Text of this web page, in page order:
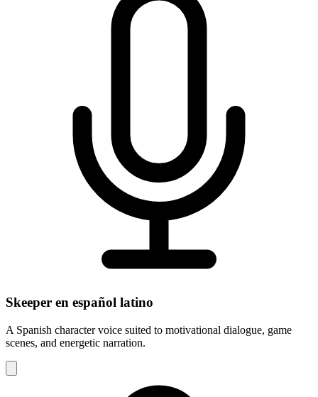
Skeeper en español latino
A Spanish character voice suited to motivational dialogue, game
scenes, and energetic narration.